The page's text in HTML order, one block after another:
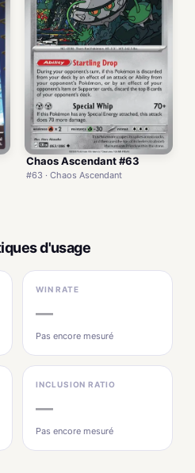
Chaos Ascendant #63
#63 · Chaos Ascendant
d'usage
WIN RATE
—
Pas encore mesuré
INCLUSION RATIO
—
Pas encore mesuré